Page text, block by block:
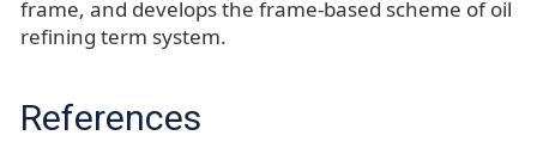
frame, and develops the frame-based scheme of oil
refining term system.
References